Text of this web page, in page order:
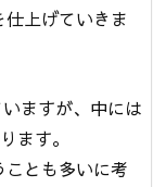
上げていきま
ますが、中には
ます。
とも多いに考